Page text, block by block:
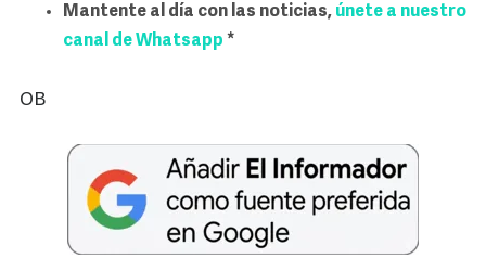
Mantente al día con las noticias, únete a nuestro
canal de Whatsapp *
OB